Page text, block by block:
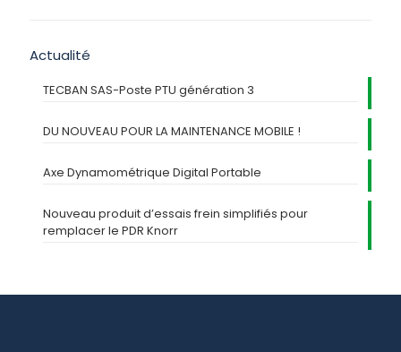
Actualité
TECBAN SAS-Poste PTU génération 3
DU NOUVEAU POUR LA MAINTENANCE MOBILE !
Axe Dynamométrique Digital Portable
Nouveau produit d’essais frein simplifiés pour
remplacer le PDR Knorr